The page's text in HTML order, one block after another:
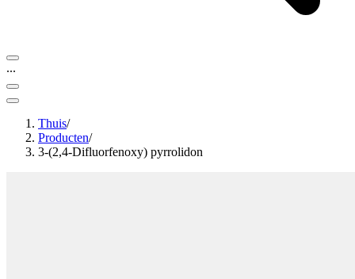
...
Thuis/
Producten/
3-(2,4-Difluorfenoxy) pyrrolidon